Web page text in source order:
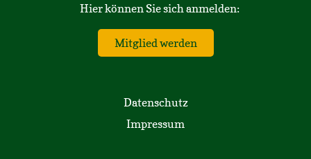
Hier können Sie sich anmelden:
Mitglied werden
Datenschutz
Impressum